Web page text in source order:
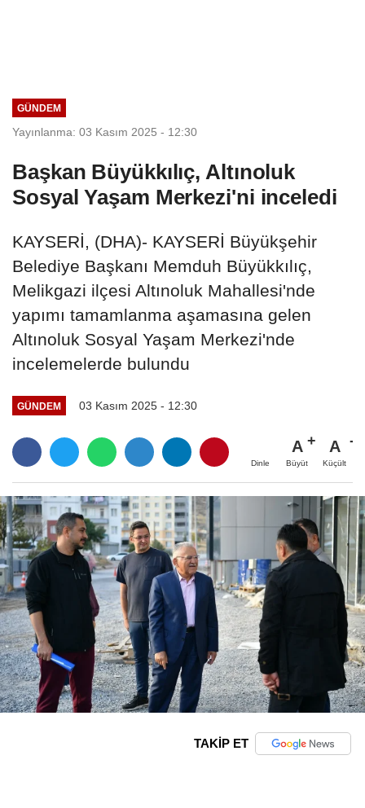
GÜNDEM
Yayınlanma: 03 Kasım 2025 - 12:30
Başkan Büyükkılıç, Altınoluk
Sosyal Yaşam Merkezi'ni inceledi
KAYSERİ, (DHA)- KAYSERİ Büyükşehir
Belediye Başkanı Memduh Büyükkılıç,
Melikgazi ilçesi Altınoluk Mahallesi'nde
yapımı tamamlanma aşamasına gelen
Altınoluk Sosyal Yaşam Merkezi'nde
incelemelerde bulundu
GÜNDEM 03 Kasım 2025 - 12:30
Dinle
A
Büyüt
A
Küçült
TAKİP ET